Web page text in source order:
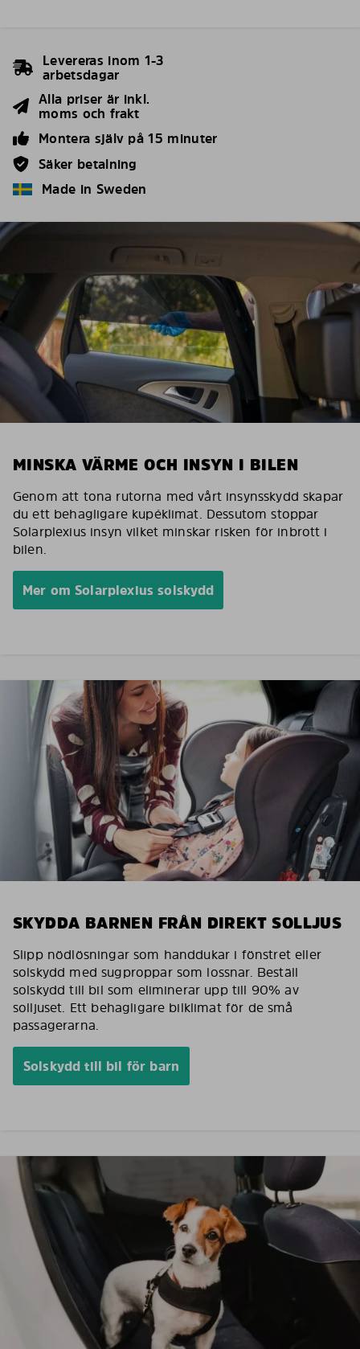
Levereras inom 1-3
arbetsdagar
Alla priser är inkl.
moms och frakt
Montera själv på 15 minuter
Säker betalning
Made in Sweden
MINSKA VÄRME OCH INSYN I BILEN
Genom att tona rutorna med vårt insynsskydd skapar
du ett behagligare kupéklimat. Dessutom stoppar
Solarplexius insyn vilket minskar risken för inbrott i
bilen.
Mer om Solarplexius solskydd
SKYDDA BARNEN FRÅN DIREKT SOLLJUS
Slipp nödlösningar som handdukar i fönstret eller
solskydd med sugproppar som lossnar. Beställ
solskydd till bil som eliminerar upp till 90% av
solljuset. Ett behagligare bilklimat för de små
passagerarna.
Solskydd till bil för barn